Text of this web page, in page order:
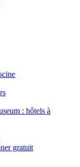
: hôtels à
gratuit